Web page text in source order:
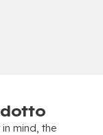
mind, the